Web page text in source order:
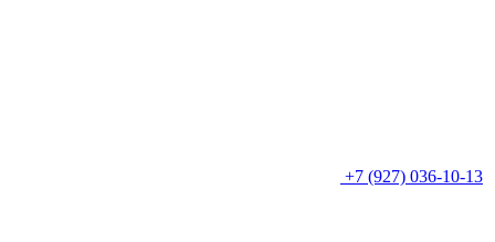
+7 (927) 036-10-13